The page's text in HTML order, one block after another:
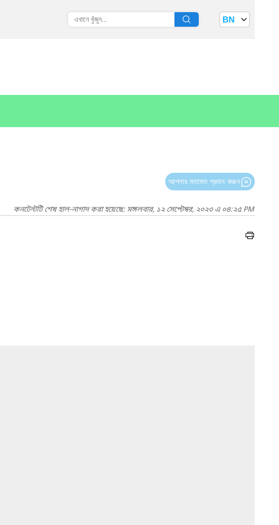
BN
আপনার মতামত প্রদান করুন
কনটেন্টটি শেষ হাল-নাগাদ করা হয়েছে: মঙ্গলবার, ১২ সেপ্টেম্বর, ২০২৩ এ ০৪:২৫ PM